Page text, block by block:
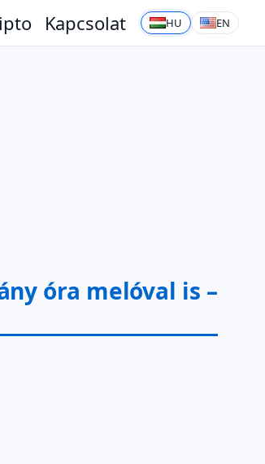
Kapcsolat HU EN
óra melóval is –